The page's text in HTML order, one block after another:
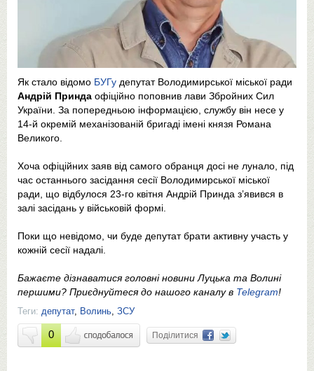
Як стало відомо БУГу депутат Володимирської міської ради
Андрій Принда офіційно поповнив лави Збройних Сил
України. За попередньою інформацією, службу він несе у
14-й окремій механізованій бригаді імені князя Романа
Великого.
Хоча офіційних заяв від самого обранця досі не лунало, під
час останнього засідання сесії Володимирської міської
ради, що відбулося 23-го квітня Андрій Принда з’явився в
залі засідань у військовій формі.
Поки що невідомо, чи буде депутат брати активну участь у
кожній сесії надалі.
Бажаєте дізнаватися головні новини Луцька та Волині
першими? Приєднуйтеся до нашого каналу в Telegram!
Теги: депутат, Волинь ЗСУ
0 Поділитися